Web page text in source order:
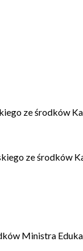
ze środków
ze środków
Ministra